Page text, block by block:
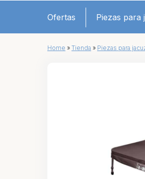
Ofertas Piezas para
Home » Tienda » Piezas para